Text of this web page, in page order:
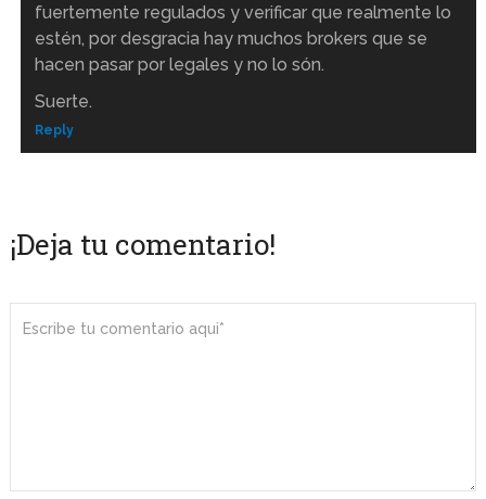
fuertemente regulados y verificar que realmente lo
estén, por desgracia hay muchos brokers que se
hacen pasar por legales y no lo són.
Suerte.
Reply
¡Deja tu comentario!